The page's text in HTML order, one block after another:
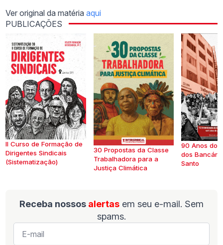
Ver original da matériaaqui
PUBLICAÇÕES
II Curso de Formação de
Dirigentes Sindicais
(Sistematização)
30 Propostas da Classe
Trabalhadora para a
Justiça Climática
90 Anos do
dos
Santo
Receba nossos alertas em seu e-mail. Sem
spams.
E-
mail